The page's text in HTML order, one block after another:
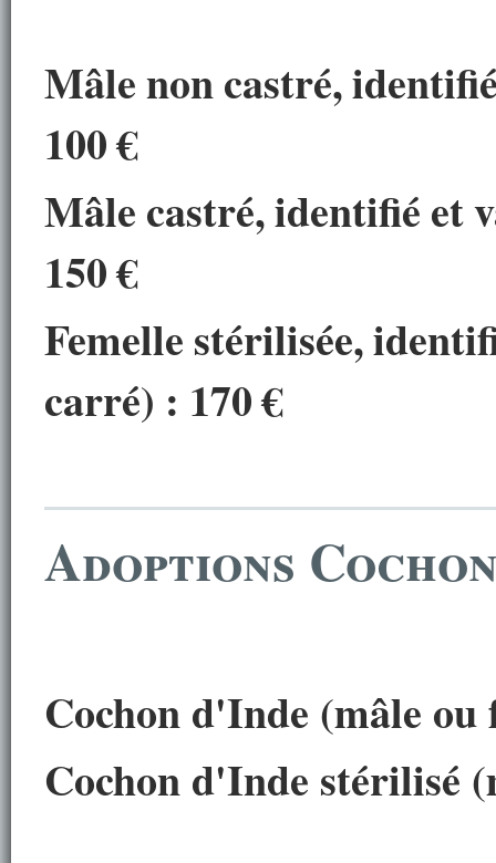
Mâlenon castré,
100€
Mâle castré,identifié et
150€
Femelle stérilisée,
carré) : 170€
Adoptions
Cochon d'Inde (mâle ou
Cochon d'Inde stérilisé